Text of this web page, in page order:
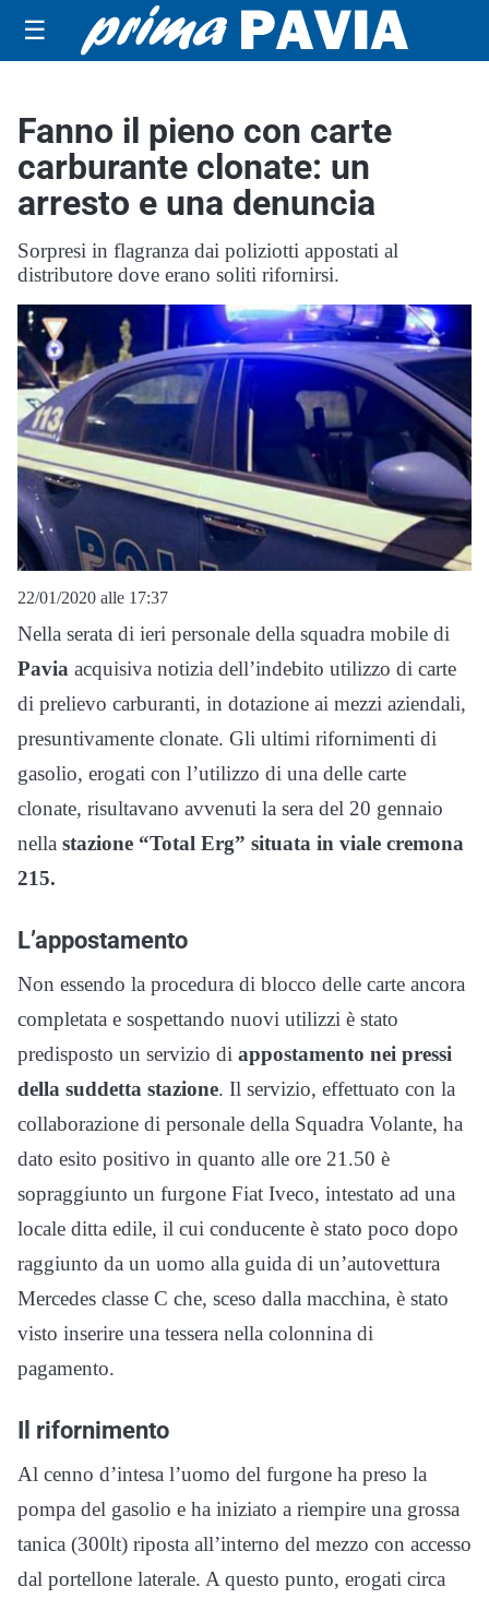
☰
Fanno il pieno con carte
carburante clonate: un
arresto e una denuncia
Sorpresi in flagranza dai poliziotti appostati al
distributore dove erano soliti rifornirsi.
22/01/2020 alle 17:37
Nella serata di ieri personale della squadra mobile di
Pavia acquisiva notizia dell’indebito utilizzo di carte
di prelievo carburanti, in dotazione ai mezzi aziendali,
presuntivamente clonate. Gli ultimi rifornimenti di
gasolio, erogati con l’utilizzo di una delle carte
clonate, risultavano avvenuti la sera del 20 gennaio
nella stazione “Total Erg” situata in viale cremona
215.
L’appostamento
Non essendo la procedura di blocco delle carte ancora
completata e sospettando nuovi utilizzi è stato
predisposto un servizio di appostamento nei pressi
della suddetta stazione. Il servizio, effettuato con la
collaborazione di personale della Squadra Volante, ha
dato esito positivo in quanto alle ore 21.50 è
sopraggiunto un furgone Fiat Iveco, intestato ad una
locale ditta edile, il cui conducente è stato poco dopo
raggiunto da un uomo alla guida di un’autovettura
Mercedes classe C che, sceso dalla macchina, è stato
visto inserire una tessera nella colonnina di
pagamento.
Il rifornimento
Al cenno d’intesa l’uomo del furgone ha preso la
pompa del gasolio e ha iniziato a riempire una grossa
tanica (300lt) riposta all’interno del mezzo con accesso
dal portellone laterale. A questo punto, erogati circa